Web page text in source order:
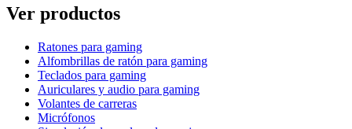
Ver productos
Ratones para gaming
Alfombrillas de ratón para gaming
Teclados para gaming
Auriculares y audio para gaming
Volantes de carreras
Micrófonos